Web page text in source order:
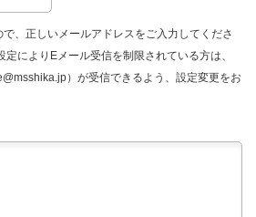
、正しいメールアドレスをご入力してくださ
によりEメール受信を制限されている方は、
）が受信できるよう、設定変更をお